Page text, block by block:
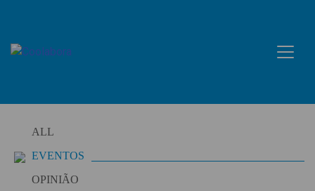
content
ALL
EVENTOS
OPINIÃO